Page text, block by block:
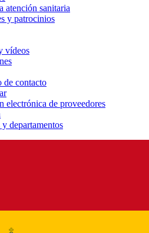
atención sanitaria
y patrocinios
vídeos
de contacto
electrónica de proveedores
departamentos